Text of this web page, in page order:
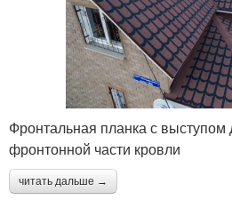
Фронтальная планка с
фронтонной части кровли
читать дальше →